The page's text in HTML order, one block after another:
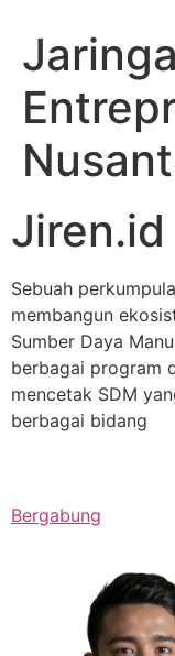
Jiren.id
Sebuah
membangun
Sumber Daya
berbagai program
mencetak SDM
berbagai bidang
Bergabung